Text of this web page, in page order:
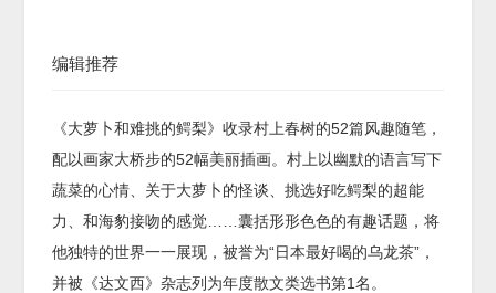
编辑推荐
《大萝卜和难挑的鳄梨》收录村上春树的52篇风趣随笔，
配以画家大桥步的52幅美丽插画。村上以幽默的语言写下
蔬菜的心情、关于大萝卜的怪谈、挑选好吃鳄梨的超能
力、和海豹接吻的感觉……囊括形形色色的有趣话题，将
他独特的世界一一展现，被誉为“日本最好喝的乌龙茶”，
并被《达文西》杂志列为年度散文类选书第1名。